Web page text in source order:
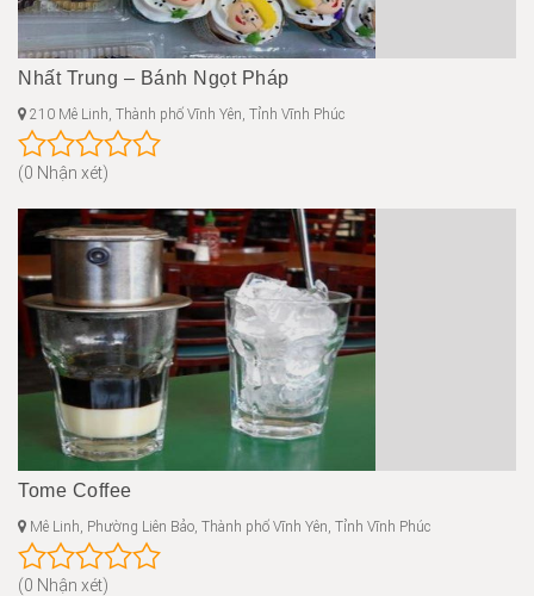
Nhất Trung – Bánh Ngọt Pháp
210 Mê Linh, Thành phố Vĩnh Yên, Tỉnh Vĩnh Phúc
(0 Nhận xét)
Tome Coffee
Mê Linh, Phường Liên Bảo, Thành phố Vĩnh Yên, Tỉnh Vĩnh Phúc
(0 Nhận xét)